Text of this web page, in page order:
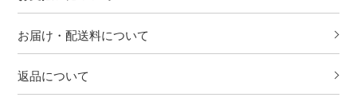
お届け・配送料について
返品について